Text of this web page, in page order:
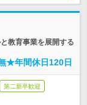
教育事業を展開する
★年間休日120日
第二新卒歓迎